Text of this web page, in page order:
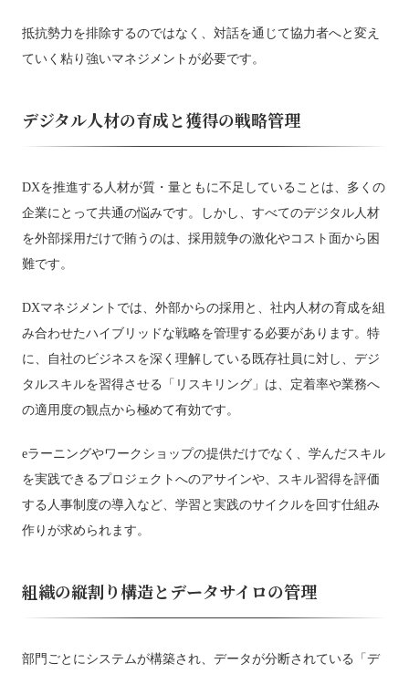
抵抗勢力を排除するのではなく、対話を通じて協力者へと変え
ていく粘り強いマネジメントが必要です。
デジタル人材の育成と獲得の戦略管理
DXを推進する人材が質・量ともに不足していることは、多くの
企業にとって共通の悩みです。しかし、すべてのデジタル人材
を外部採用だけで賄うのは、採用競争の激化やコスト面から困
難です。
DXマネジメントでは、外部からの採用と、社内人材の育成を組
み合わせたハイブリッドな戦略を管理する必要があります。特
に、自社のビジネスを深く理解している既存社員に対し、デジ
タルスキルを習得させる「リスキリング」は、定着率や業務へ
の適用度の観点から極めて有効です。
eラーニングやワークショップの提供だけでなく、学んだスキル
を実践できるプロジェクトへのアサインや、スキル習得を評価
する人事制度の導入など、学習と実践のサイクルを回す仕組み
作りが求められます。
組織の縦割り構造とデータサイロの管理
部門ごとにシステムが構築され、データが分断されている「デ